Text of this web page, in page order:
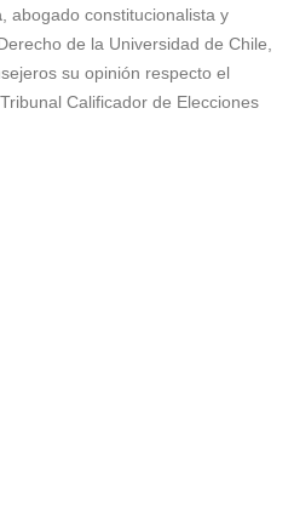
, abogado constitucionalista y
de la Universidad de Chile,
su opinión respecto el
Calificador de Elecciones